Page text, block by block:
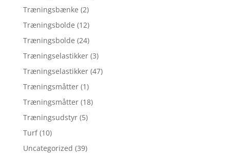
Træningsbænke (2)
Træningsbolde (12)
Træningsbolde (24)
Træningselastikker (3)
Træningselastikker (47)
Træningsmåtter (1)
Træningsmåtter (18)
Træningsudstyr (5)
Turf (10)
Uncategorized (39)